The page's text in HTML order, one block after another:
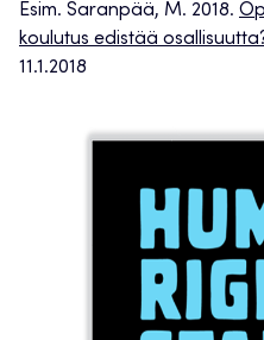
Esim. Saranpää, M. 2018.
koulutus edistää
11.1.2018